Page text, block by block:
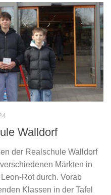
Walldorf
der Realschule Walldorf
Märkten in
Rot durch. Vorab
Klassen in der Tafel